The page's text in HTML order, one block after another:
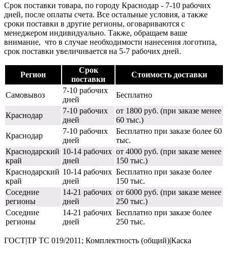
Срок поставки товара, по городу Краснодар - 7-10 рабочих
дней, после оплаты счета. Все остальные условия, а также
сроки поставки в другие регионы, оговариваются с
менеджером индивидуально. Также, обращаем ваше
внимание, что в случае необходимости нанесения логотипа,
срок поставки увеличивается на 5-7 рабочих дней.
Регион
Срок
поставки
Стоимость доставки
Самовывоз
7-10 рабочих
дней
Бесплатно
Краснодар
7-10 рабочих
дней
от 1800 руб. (при заказе менее
60 тыс.)
Краснодар
7-10 рабочих
дней
Бесплатно при заказе более 60
тыс.
Краснодарский
край
10-14 рабочих
дней
от 4000 руб. (при заказе менее
150 тыс.)
Краснодарский
край
10-14 рабочих
дней
Бесплатно при заказе более
150 тыс.
Соседние
регионы
14-21 рабочих
дней
от 6000 руб. (при заказе менее
250 тыс.)
Соседние
регионы
14-21 рабочих
дней
Бесплатно при заказе более
250 тыс.
ГОСТ|ТР ТС 019/2011; Комплектность (общий)|Каска